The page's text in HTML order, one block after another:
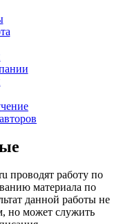
проводят работу по
материала по
данной работы не
но может служить